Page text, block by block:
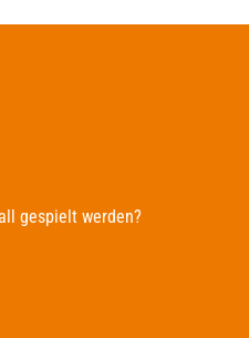
gespielt werden?